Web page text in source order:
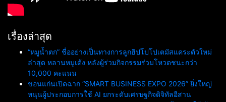
เรื่องล่าสุด
“หมูน้ำตก” ชื่ออย่างเป็นทางการลูกฮิปโปโปเตมัสแคระตัวใหม่
ล่าสุด หลานหมูเด้ง หลังผู้ร่วมกิจกรรมร่วมโหวตชนะกว่า
10,000 คะแนน
ขอนแก่นเปิดฉาก “SMART BUSINESS EXPO 2026” ยิ่งใหญ่
หนุนผู้ประกอบการใช้ AI ยกระดับเศรษฐกิจดิจิทัลอีสาน